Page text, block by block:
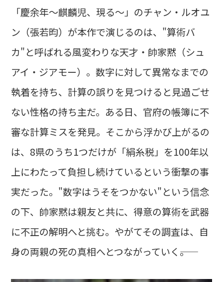
「慶余年～麒麟児、現る～」のチャン・ルオユ
ン（張若昀）が本作で演じるのは、"算術バ
カ"と呼ばれる風変わりな天才・帥家黙（シュ
アイ・ジアモー）。数字に対して異常なまでの
執着を持ち、計算の誤りを見つけると見過ごせ
ない性格の持ち主だ。ある日、官府の帳簿に不
審な計算ミスを発見。そこから浮かび上がるの
は、8県のうち1つだけが「絹糸税」を100年以
上にわたって負担し続けているという衝撃の事
実だった。"数字はうそをつかない"という信念
の下、帥家黙は親友と共に、得意の算術を武器
に不正の解明へと挑む。やがてその調査は、自
身の両親の死の真相へとつながっていく――。